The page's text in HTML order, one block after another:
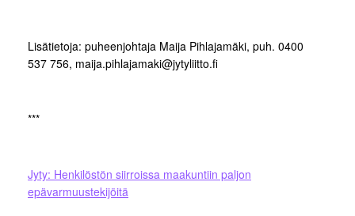
Lisätietoja: puheenjohtaja Maija Pihlajamäki, puh. 0400
537 756, maija.pihlajamaki@jytyliitto.fi
***
Jyty: Henkilöstön siirroissa maakuntiin paljon
epävarmuustekijöitä